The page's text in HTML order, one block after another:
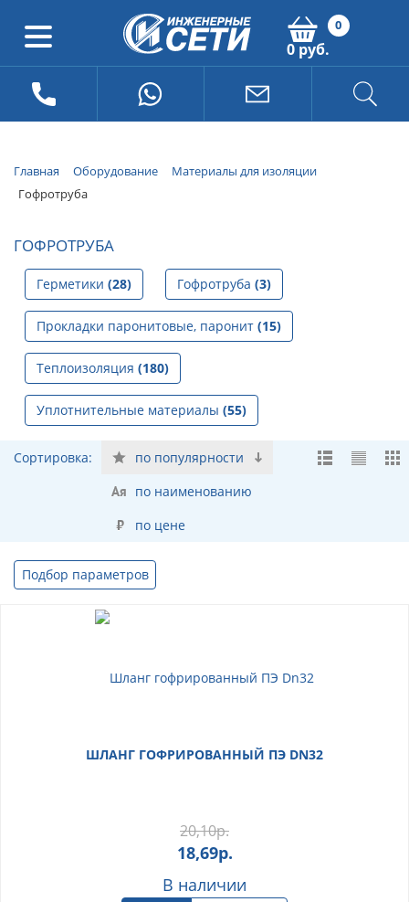
0
0 руб.
Главная Оборудование
Материалы для изоляции
Гофротруба
ГОФРОТРУБА
Герметики (28) Гофротруба (3)
Прокладки паронитовые, паронит (15)
Теплоизоляция (180)
Уплотнительные материалы (55)
Сортировка:
по популярности
по наименованию
по цене
Подбор параметров
ШЛАНГ ГОФРИРОВАННЫЙ ПЭ DN32
20,10р.
18,69р.
В наличии